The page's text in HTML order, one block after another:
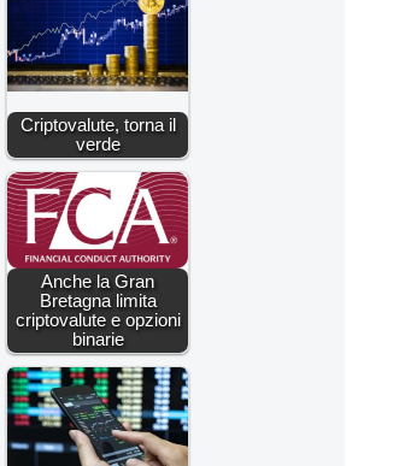
Criptovalute, torna il
verde
Anche la Gran
Bretagna limita
criptovalute e opzioni
binarie